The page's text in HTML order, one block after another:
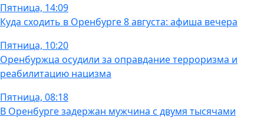
Пятница, 14:09
Куда сходить в Оренбурге 8 августа: афиша вечера
Пятница, 10:20
Оренбуржца осудили за оправдание терроризма и
реабилитацию нацизма
Пятница, 08:18
В Оренбурге задержан мужчина с двумя тысячами